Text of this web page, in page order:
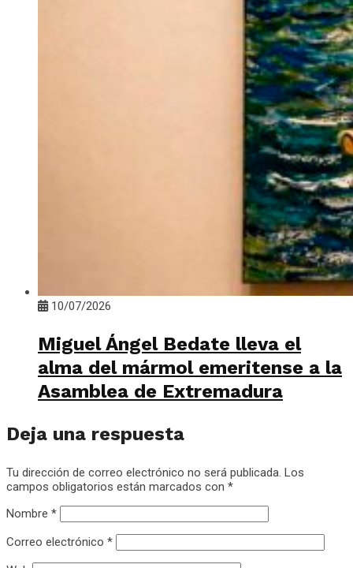
10/07/2026
Miguel Ángel Bedate lleva el
alma del mármol emeritense a la
Asamblea de Extremadura
Deja una respuesta
Tu dirección de correo electrónico no será publicada. Los
campos obligatorios están marcados con *
Nombre *
Correo electrónico *